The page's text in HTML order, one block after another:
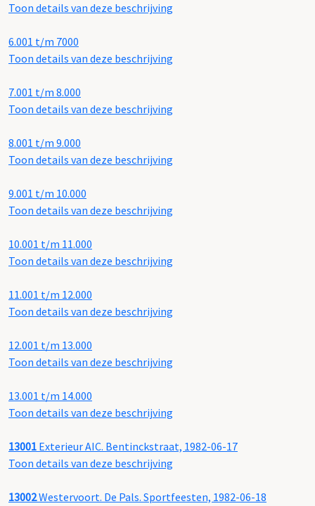
Toon details van deze beschrijving
6.001 t/m 7000
Toon details van deze beschrijving
7.001 t/m 8.000
Toon details van deze beschrijving
8.001 t/m 9.000
Toon details van deze beschrijving
9.001 t/m 10.000
Toon details van deze beschrijving
10.001 t/m 11.000
Toon details van deze beschrijving
11.001 t/m 12.000
Toon details van deze beschrijving
12.001 t/m 13.000
Toon details van deze beschrijving
13.001 t/m 14.000
Toon details van deze beschrijving
13001 Exterieur AIC. Bentinckstraat, 1982-06-17
Toon details van deze beschrijving
13002Westervoort. De Pals. Sportfeesten, 1982-06-18